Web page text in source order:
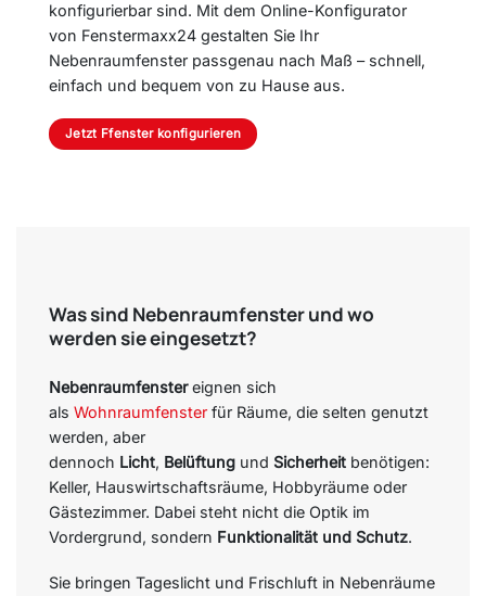
konfigurierbar sind. Mit dem Online-Konfigurator
von Fenstermaxx24 gestalten Sie Ihr
Nebenraumfenster passgenau nach Maß – schnell,
einfach und bequem von zu Hause aus.
Jetzt Ffenster konfigurieren
Was sind Nebenraumfenster und wo
werden sie eingesetzt?
Nebenraumfenstereignen sich
als Wohnraumfenster für Räume, die selten genutzt
werden, aber
dennoch Licht, Belüftung und Sicherheit benötigen:
Keller, Hauswirtschaftsräume, Hobbyräume oder
Gästezimmer. Dabei steht nicht die Optik im
Vordergrund, sondern Funktionalität und Schutz.
Sie bringen Tageslicht und Frischluft in Nebenräume